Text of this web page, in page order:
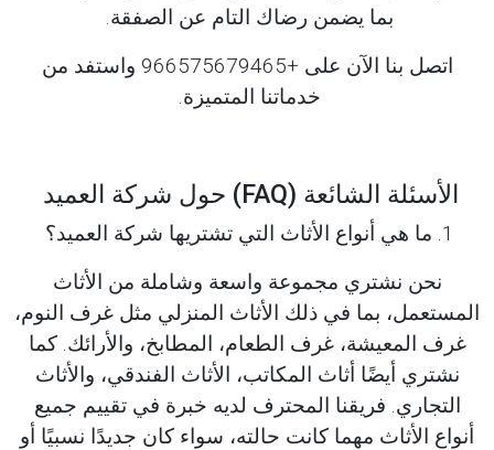
بما يضمن رضاك التام عن الصفقة.
اتصل بنا الآن على +966575679465 واستفد من
خدماتنا المتميزة.
الأسئلة الشائعة (FAQ) حول شركة العميد
1. ما هي أنواع الأثاث التي تشتريها شركة العميد؟
نحن نشتري مجموعة واسعة وشاملة من الأثاث
المستعمل، بما في ذلك الأثاث المنزلي مثل غرف النوم،
غرف المعيشة، غرف الطعام، المطابخ، والأرائك. كما
نشتري أيضًا أثاث المكاتب، الأثاث الفندقي، والأثاث
التجاري. فريقنا المحترف لديه خبرة في تقييم جميع
أنواع الأثاث مهما كانت حالته، سواء كان جديدًا نسبيًا أو